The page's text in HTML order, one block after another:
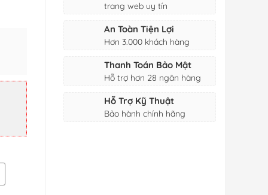
trang web uy tín
An Toàn Tiện Lợi
Hơn 3.000 khách hàng
Thanh Toán Bảo Mật
Hỗ trợ hơn 28 ngân hàng
Hỗ Trợ Kỹ Thuật
Bảo hành chính hãng